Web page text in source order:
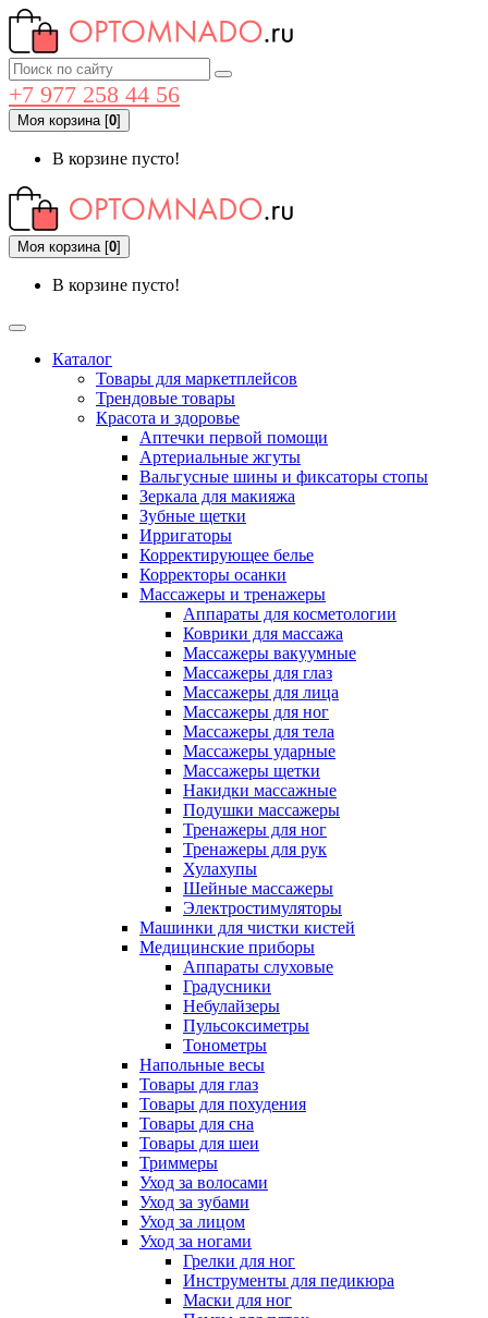
+7 977 258 44 56
Моя корзина[0]
В корзине пусто!
Моя корзина[0]
В корзине пусто!
Каталог
Товары для маркетплейсов
Трендовые товары
Красота и здоровье
Аптечки первой помощи
Артериальные жгуты
Вальгусные шины и фиксаторы стопы
Зеркала для макияжа
Зубные щетки
Ирригаторы
Корректирующее белье
Корректоры осанки
Массажеры и тренажеры
Аппараты для косметологии
Коврики для массажа
Массажеры вакуумные
Массажеры для глаз
Массажеры для лица
Массажеры для ног
Массажеры для тела
Массажеры ударные
Массажеры щетки
Накидки массажные
Подушки массажеры
Тренажеры для ног
Тренажеры для рук
Хулахупы
Шейные массажеры
Электростимуляторы
Машинки для чистки кистей
Медицинские приборы
Аппараты слуховые
Градусники
Небулайзеры
Пульсоксиметры
Тонометры
Напольные весы
Товары для глаз
Товары для похудения
Товары для сна
Товары для шеи
Триммеры
Уход за волосами
Уход за зубами
Уход за лицом
Уход за ногами
Грелки для ног
Инструменты для педикюра
Маски для ног